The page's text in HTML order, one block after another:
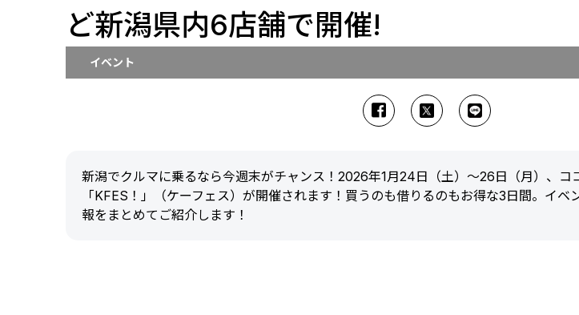
ど新潟県内6店舗で開催!
イベント
新潟でクルマに乗るなら今週末がチャンス！2026年1月24日（土）～26日（月）、コ
「KFES！」（ケーフェス）が開催されます！買うのも借りるのもお得な3日間。イ
報をまとめてご紹介します！